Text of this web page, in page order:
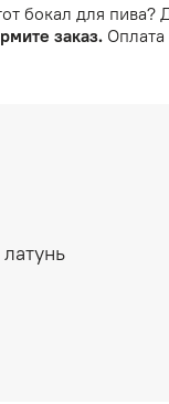
бокал для пива?
заказ. Оплата